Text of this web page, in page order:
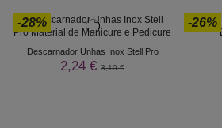
-28%
Descarnador Unhas Inox Stell Pro
2,24 € 3,10 €
-26%